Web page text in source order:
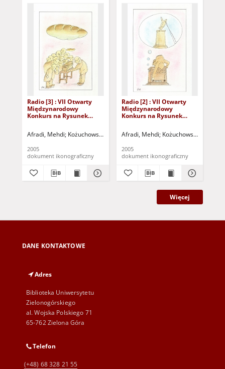
Radio [3] : VII Otwarty
Międzynarodowy
Konkurs na Rysunek
Afradi, Mehdi Kożuchowski Ośrodek Kultury i Sportu "Zamek"
2005
dokument ikonograficzny
Radio [2] : VII Otwarty
Międzynarodowy
Konkurs na Rysunek
Afradi, Mehdi Kożuchowski
2005
dokument ikonograficzny
Więcej
DANE KONTAKTOWE
Adres
Biblioteka Uniwersytetu
Zielonogórskiego
al. Wojska Polskiego 71
65-762 Zielona Góra
Telefon
(+48) 68 328 21 55